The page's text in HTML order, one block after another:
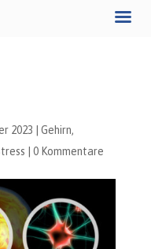
2023 Gehirn,
0 Kommentare